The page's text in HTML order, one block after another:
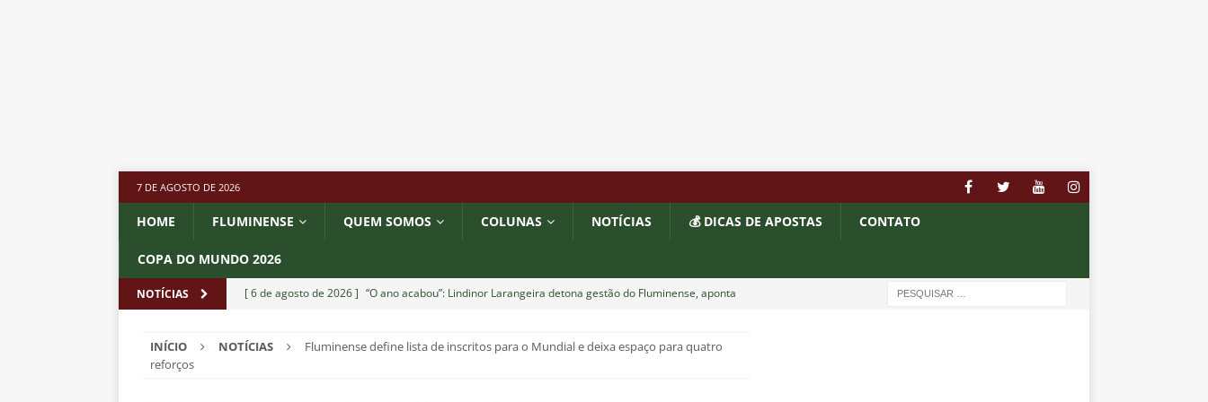
7 DE AGOSTO DE 2026
HOME FLUMINENSE QUEM SOMOS COLUNAS NOTÍCIAS 💰 DICAS DE APOSTAS CONTATO
COPA DO MUNDO 2026
NOTÍCIAS [ 6 de agosto de 2026 ] “O ano acabou”: Lindinor Larangeira detona gestão do Fluminense, aponta
[ 6 de agosto de 2026 ] Jogadores do Fluminense se incomodam com escolhas de Zubeldía
INÍCIO NOTÍCIAS
Fluminense define lista de inscritos para o Mundial e deixa espaço para quatro
reforços